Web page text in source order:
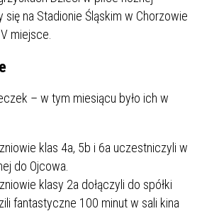
na Stadionie Śląskim w Chorzowie
miejsce.
– w tym miesiącu było ich w
klas 4a, 5b i 6a uczestniczyli w
do Ojcowa.
klasy 2a dołączyli do spółki
fantastyczne 100 minut w sali kina